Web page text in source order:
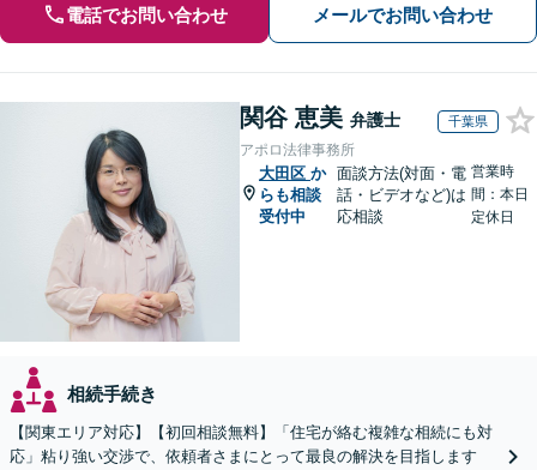
電話でお問い合わせ メールでお問い合わせ
関谷 恵美 弁護士 千葉県
アポロ法律事務所
大田区 か
らも相談
受付中
面談方法(対面・電
話・ビデオなど)は
応相談
営業時
間：本日
定休日
相続手続き
【関東エリア対応】【初回相談無料】「住宅が絡む複雑な相続にも対
応」粘り強い交渉で、依頼者さまにとって最良の解決を目指します